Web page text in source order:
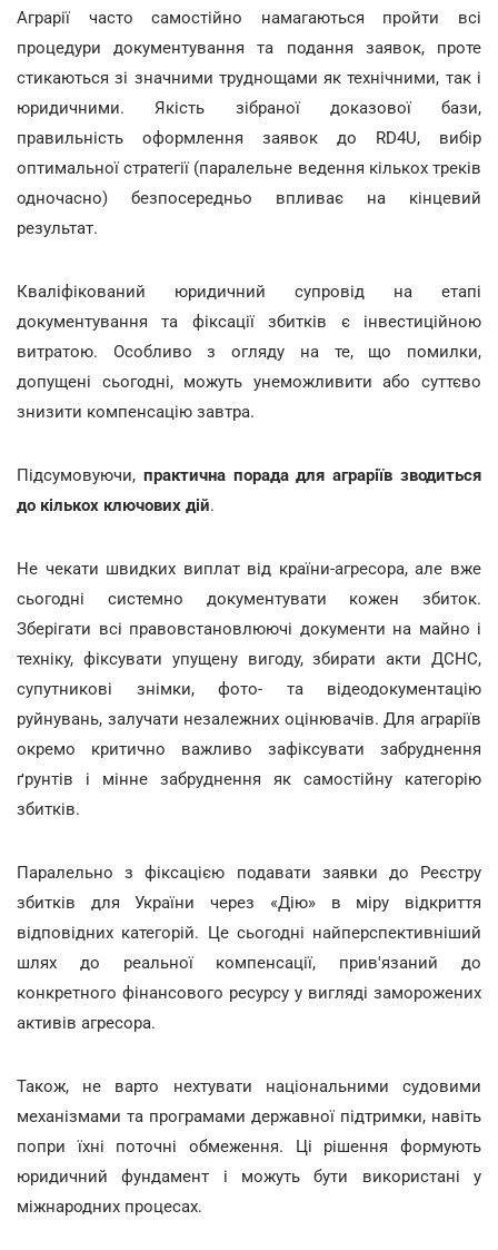
Аграрії часто самостійно намагаються пройти всі
процедури документування та подання заявок, проте
стикаються зі значними труднощами як технічними, так і
юридичними. Якість зібраної доказової бази,
правильність оформлення заявок до RD4U, вибір
оптимальної стратегії (паралельне ведення кількох треків
одночасно) безпосередньо впливає на кінцевий
результат.
Кваліфікований юридичний супровід на етапі
документування та фіксації збитків є інвестиційною
витратою. Особливо з огляду на те, що помилки,
допущені сьогодні, можуть унеможливити або суттєво
знизити компенсацію завтра.
Підсумовуючи, практична порада для аграріїв зводиться
до кількох ключових дій.
Не чекати швидких виплат від країни-агресора, але вже
сьогодні системно документувати кожен збиток.
Зберігати всі правовстановлюючі документи на майно і
техніку, фіксувати упущену вигоду, збирати акти ДСНС,
супутникові знімки, фото- та відеодокументацію
руйнувань, залучати незалежних оцінювачів. Для аграріїв
окремо критично важливо зафіксувати забруднення
ґрунтів і мінне забруднення як самостійну категорію
збитків.
Паралельно з фіксацією подавати заявки до Реєстру
збитків для України через «Дію» в міру відкриття
відповідних категорій. Це сьогодні найперспективніший
шлях до реальної компенсації, прив'язаний до
конкретного фінансового ресурсу у вигляді заморожених
активів агресора.
Також, не варто нехтувати національними судовими
механізмами та програмами державної підтримки, навіть
попри їхні поточні обмеження. Ці рішення формують
юридичний фундамент і можуть бути використані у
міжнародних процесах.